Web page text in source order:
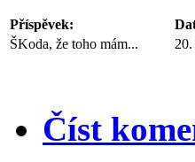
Příspěvek:
ŠKoda, že toho mám...
Číst